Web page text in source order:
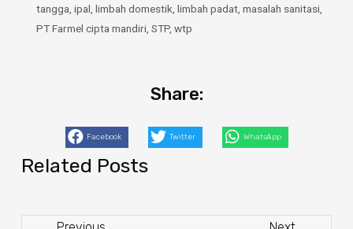
tangga ,ipal ,limbah domestik ,limbah padat ,masalah sanitasi
PT Farmel cipta mandiri ,STP,wtp
Share:
Facebook Twitter WhatsApp
Related Posts